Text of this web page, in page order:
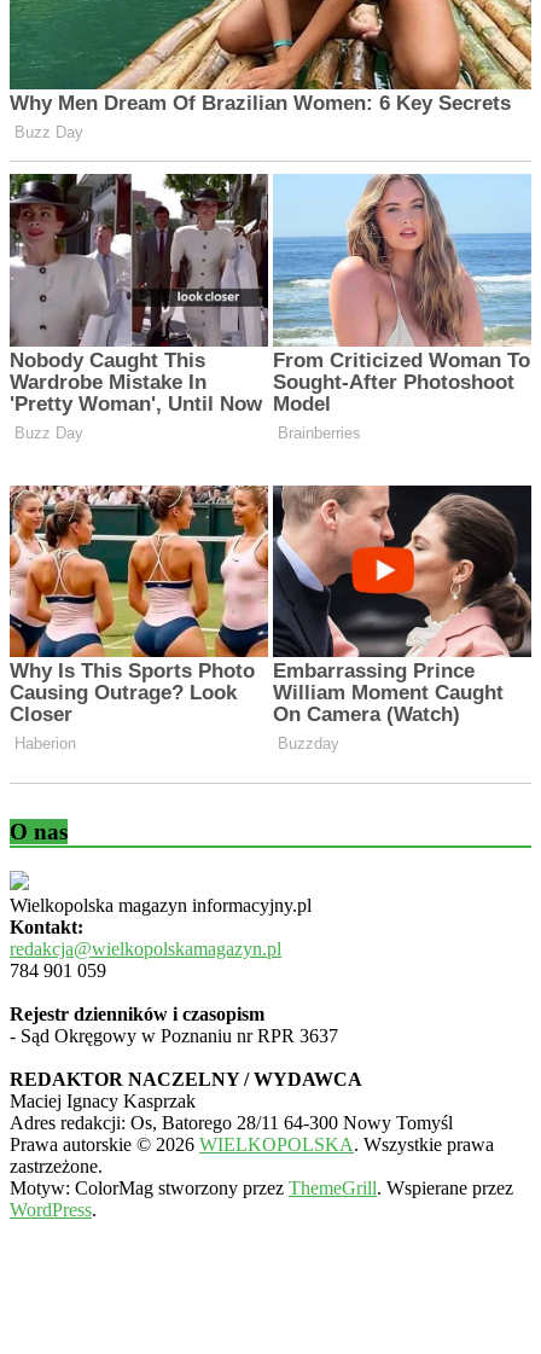
O nas
Wielkopolska magazyn informacyjny.pl
Kontakt:
redakcja@wielkopolskamagazyn.pl
784 901 059
Rejestr dzienników i czasopism
- Sąd Okręgowy w Poznaniu nr RPR 3637
REDAKTOR NACZELNY / WYDAWCA
Maciej Ignacy Kasprzak
Adres redakcji: Os, Batorego 28/11 64-300 Nowy Tomyśl
Prawa autorskie © 2026 WIELKOPOLSKA. Wszystkie prawa
zastrzeżone.
Motyw: ColorMag stworzony przez ThemeGrill. Wspierane przez
WordPress.